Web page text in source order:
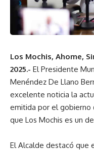
Los Mochis, Ahome,
2025.- El Presidente
Menéndez De Llano
excelente noticia la
emitida por el gobierno
que Los Mochis es un
El Alcalde destacó que